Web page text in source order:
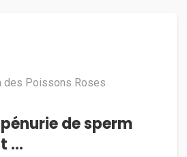
des Poissons Roses
de sperm
…